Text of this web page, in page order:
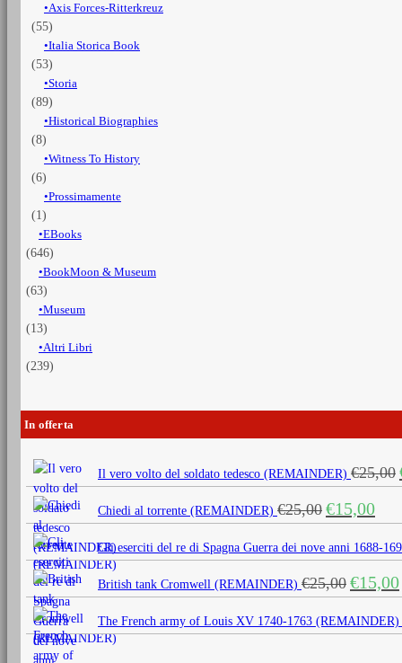
Axis Forces-Ritterkreuz
(55)
Italia Storica Book
(53)
Storia
(89)
Historical Biographies
(8)
Witness To History
(6)
Prossimamente
(1)
EBooks
(646)
BookMoon & Museum
(63)
Museum
(13)
Altri Libri
(239)
In offerta
Il vero volto del soldato tedesco (REMAINDER) €25,00
Chiedi al torrente (REMAINDER) €25,00 Il
prezzo
originale
era:
€25,00.
€15,00
è:
Gli eserciti del re di Spagna Guerra dei nove anni 1688-
British tank Cromwell (REMAINDER) €25,00 Il
prezzo
originale
era:
€15,00
The French army of Louis XV 1740-1763 (REMAINDER)